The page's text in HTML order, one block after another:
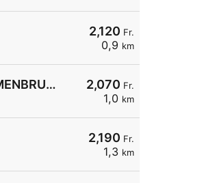
2,120 Fr.
0,9 km
2,070 Fr.
1,0 km
MIGROL SERVICE EMMENBRUECKE
2,190 Fr.
1,3 km